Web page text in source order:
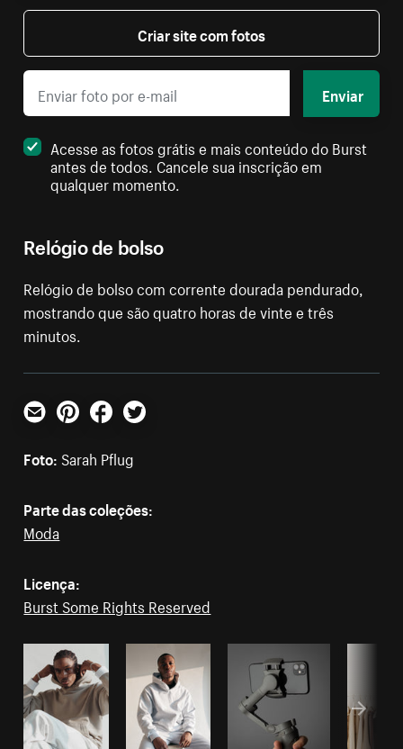
Relógio de bolso
Relógio de bolso com corrente dourada pendurado,
mostrando que são quatro horas de vinte e três
minutos.
Criar site com fotos
Enviar
Acesse as fotos grátis e mais conteúdo do Burst
antes de todos. Cancele sua inscrição em
qualquer momento.
E-mailPinterestFacebookTwitter
Foto: Sarah Pflug
Parte das coleções:
Moda
Licença:
Burst Some Rights Reserved